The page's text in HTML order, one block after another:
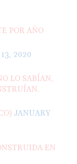
POR AÑO
2020
LO SABÍAN,
JANUARY
EN